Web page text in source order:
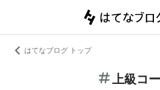
はてなブログ トップ
上級コ